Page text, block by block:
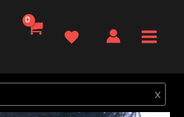
Menu
x